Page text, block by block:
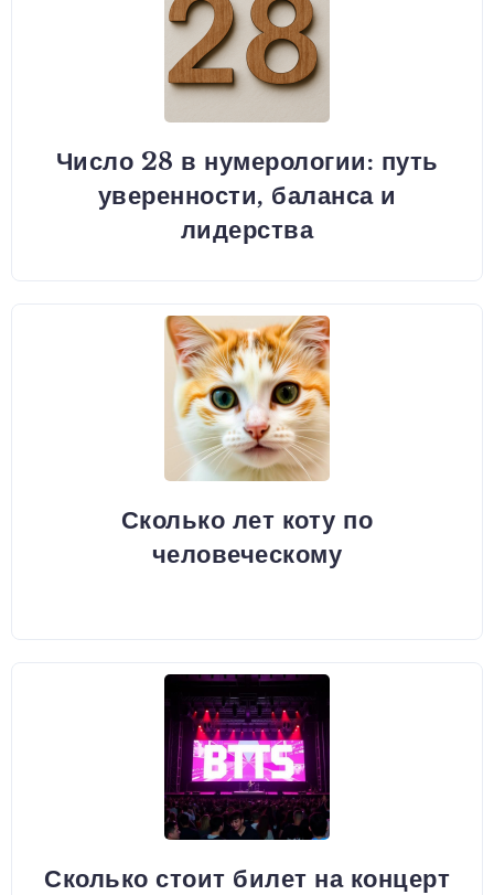
Число 28 в нумерологии: путь
уверенности, баланса и
лидерства
Сколько лет коту по
человеческому
Сколько стоит билет на концерт